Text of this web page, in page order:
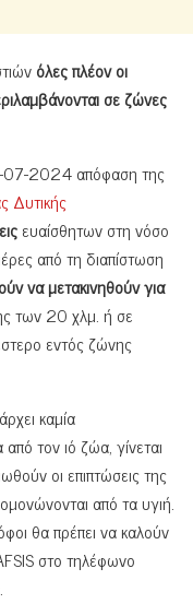
όλες πλέον οι
σε ζώνες
07-2024 απόφαση της
Δυτικής
ευαίσθητων στη νόσο
από τη διαπίστωση
να μετακινηθούν για
των 20 χλμ. ή σε
εντός ζώνης
καμία
τον ιό ζώα, γίνεται
οι επιπτώσεις της
από τα υγιή.
θα πρέπει να καλούν
στο τηλέφωνο